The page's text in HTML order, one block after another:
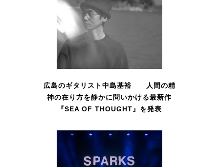
広島のギタリスト中島基裕 人間の精
神の在り方を静かに問いかける最新作
『SEA OF THOUGHT』を発表